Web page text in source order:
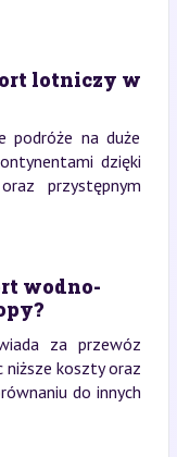
lotniczy w
podróże na duże
dzięki
przystępnym
wodno-
za przewóz
niższe koszty oraz
do innych